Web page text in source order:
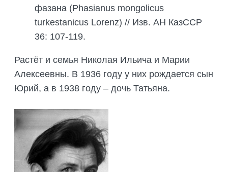
фазана (Phasianus mongolicus
turkestanicus Lorenz) // Изв. АН КазССР
36: 107-119.
Растёт и семья Николая Ильича и Марии
Алексеевны. В 1936 году у них рождается сын
Юрий, а в 1938 году – дочь Татьяна.